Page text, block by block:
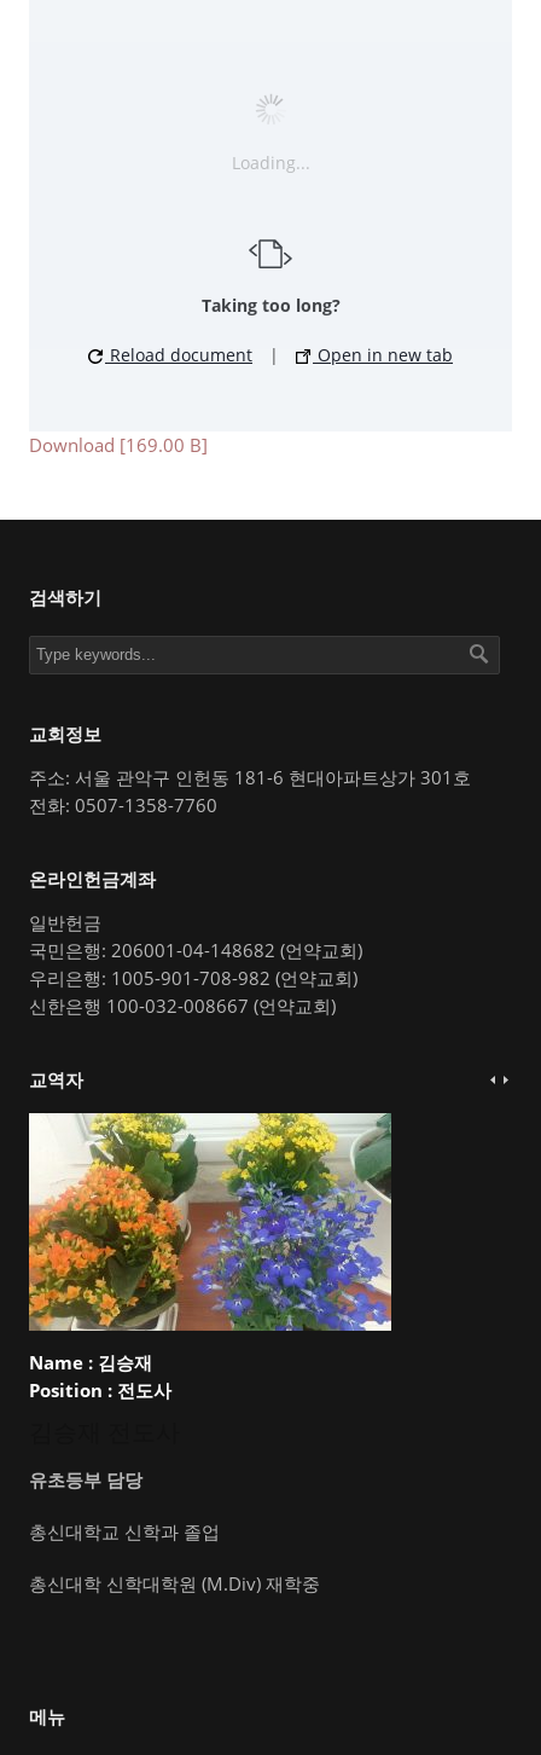
Loading...
Taking too long?
Reload document | Open in new tab
Download [169.00 B]
검색하기
교회정보
주소: 서울 관악구 인헌동 181-6 현대아파트상가 301호
전화: 0507-1358-7760
온라인헌금계좌
일반헌금
국민은행: 206001-04-148682 (언약교회)
우리은행: 1005-901-708-982 (언약교회)
신한은행 100-032-008667 (언약교회)
교역자
Name : 김승재
Position : 전도사
유초등부 담당
총신대학교 신학과 졸업
총신대학 신학대학원 (M.Div) 재학중
메뉴